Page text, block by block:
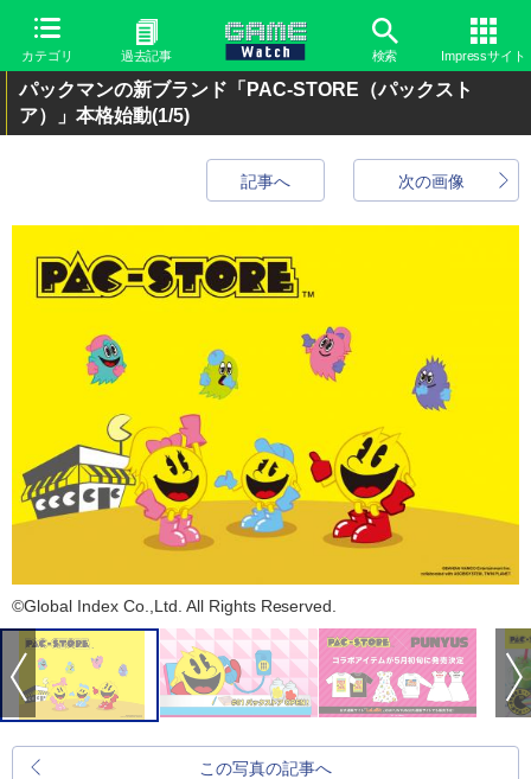
カテゴリ 過去記事 検索 Impressサイト
パックマンの新ブランド「PAC-STORE（パックスト
ア）」本格始動(1/5)
次の画像
記事へ
©Global Index Co.,Ltd. All Rights Reserved.
この写真の記事へ